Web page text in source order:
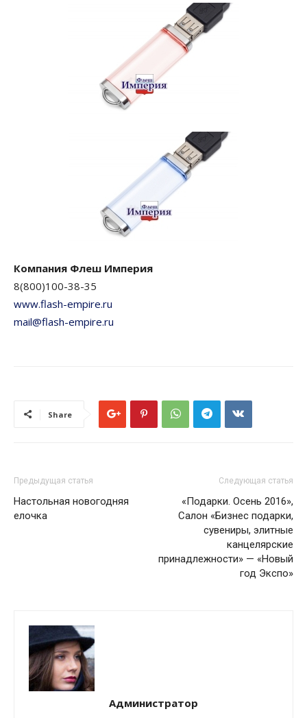
Компания Флеш Империя
8(800)100-38-35
www.flash-empire.ru
mail@flash-empire.ru
Share
Предыдущая статья
Настольная новогодняя
елочка
Следующая статья
«Подарки. Осень 2016»,
Салон «Бизнес подарки,
сувениры, элитные
канцелярские
принадлежности» — «Новый
год Экспо»
Администратор